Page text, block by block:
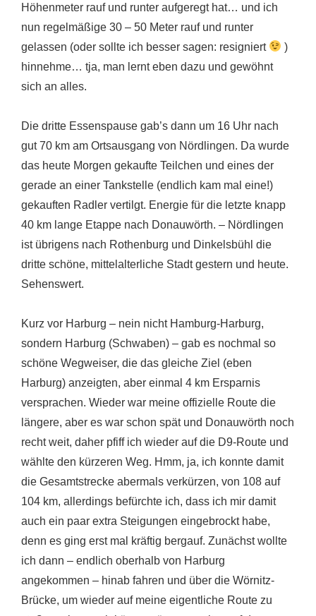
Höhenmeter rauf und runter aufgeregt hat… und ich
nun regelmäßige 30 – 50 Meter rauf und runter
gelassen (oder sollte ich besser sagen: resigniert
)
hinnehme… tja, man lernt eben dazu und gewöhnt
sich an alles.
Die dritte Essenspause gab’s dann um 16 Uhr nach
gut 70 km am Ortsausgang von Nördlingen. Da wurde
das heute Morgen gekaufte Teilchen und eines der
gerade an einer Tankstelle (endlich kam mal eine!)
gekauften Radler vertilgt. Energie für die letzte knapp
40 km lange Etappe nach Donauwörth. – Nördlingen
ist übrigens nach Rothenburg und Dinkelsbühl die
dritte schöne, mittelalterliche Stadt gestern und heute.
Sehenswert.
Kurz vor Harburg – nein nicht Hamburg-Harburg,
sondern Harburg (Schwaben) – gab es nochmal so
schöne Wegweiser, die das gleiche Ziel (eben
Harburg) anzeigten, aber einmal 4 km Ersparnis
versprachen. Wieder war meine offizielle Route die
längere, aber es war schon spät und Donauwörth noch
recht weit, daher pfiff ich wieder auf die D9-Route und
wählte den kürzeren Weg. Hmm, ja, ich konnte damit
die Gesamtstrecke abermals verkürzen, von 108 auf
104 km, allerdings befürchte ich, dass ich mir damit
auch ein paar extra Steigungen eingebrockt habe,
denn es ging erst mal kräftig bergauf. Zunächst wollte
ich dann – endlich oberhalb von Harburg
angekommen – hinab fahren und über die Wörnitz-
Brücke, um wieder auf meine eigentliche Route zu